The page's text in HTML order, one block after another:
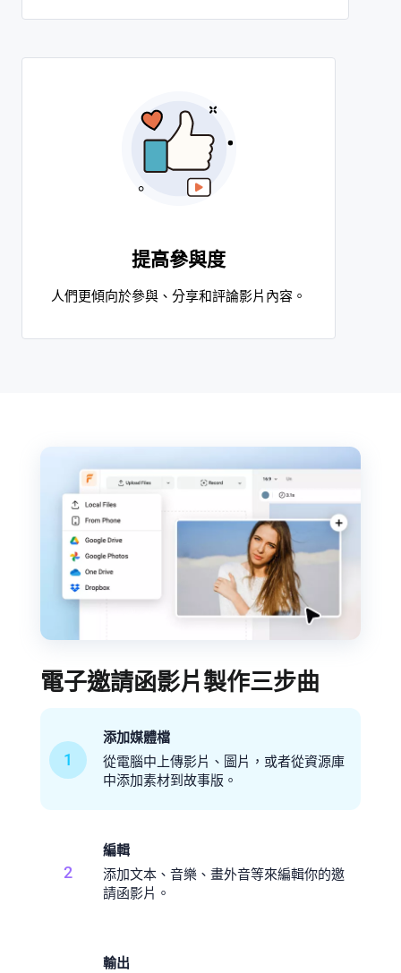
提高參與度
人們更傾向於參與、分享和評論影片內容。
電子邀請函影片製作三步曲
1
添加媒體檔
從電腦中上傳影片、圖片，或者從資源庫
中添加素材到故事版。
2
編輯
添加文本、音樂、畫外音等來編輯你的邀
請函影片。
輸出